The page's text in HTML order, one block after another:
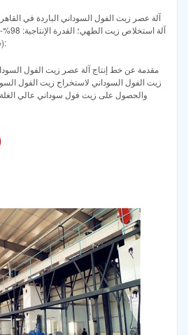
آلة عصر زيت الفول السوداني الباردة في
فولت/440 فولت؛ الطاقة (وات):
مقدمة عن خط إنتاج آلة عصر زيت الفول
زيت الفول السوداني لاستخراج زيت الفول
والحصول على زيت فول سوداني عالي